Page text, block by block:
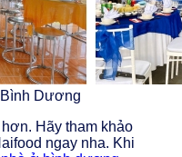
Dương
Hãy tham khảo
ngay nha. Khi